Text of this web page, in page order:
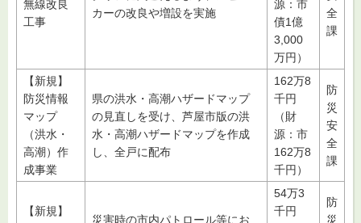
無線改良
工事
カーの改良や増設を実施
源：市
債1億
3,000
万円）
全
課
【新規】
防災情報
マップ
（洪水・
高潮）作
成事業
県の洪水・高潮ハザードマップ
の見直しを受け、芦屋市版の洪
水・高潮ハザードマップを作成
し、全戸に配布
162万8
千円
（財
源：市
162万8
千円）
防
災
安
全
課
【新規】
災害時の市内パトロール等にお
54万3
千円
防
災